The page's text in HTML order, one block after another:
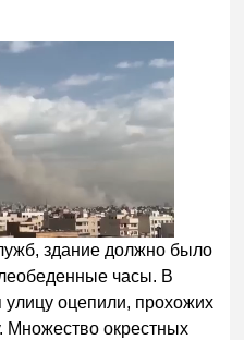
здание должно было
часы. В
улицу оцепили, прохожих
Множество окрестных